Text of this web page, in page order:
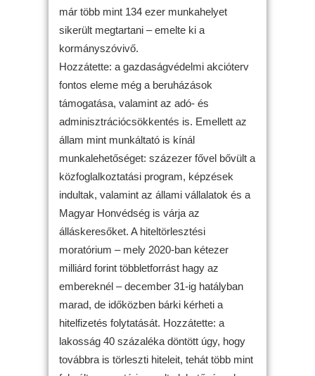
már több mint 134 ezer munkahelyet
sikerült megtartani – emelte ki a
kormányszóvivő.
Hozzátette: a gazdaságvédelmi akcióterv
fontos eleme még a beruházások
támogatása, valamint az adó- és
adminisztrációcsökkentés is. Emellett az
állam mint munkáltató is kínál
munkalehetőséget: százezer fővel bővült a
közfoglalkoztatási program, képzések
indultak, valamint az állami vállalatok és a
Magyar Honvédség is várja az
álláskeresőket. A hiteltörlesztési
moratórium – mely 2020-ban kétezer
milliárd forint többletforrást hagy az
embereknél – december 31-ig hatályban
marad, de időközben bárki kérheti a
hitelfizetés folytatását. Hozzátette: a
lakosság 40 százaléka döntött úgy, hogy
továbbra is törleszti hiteleit, tehát több mint